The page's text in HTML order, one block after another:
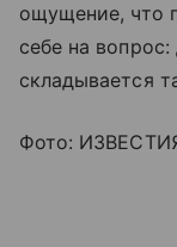
ощущение, что
себе на
складывается
Фото: